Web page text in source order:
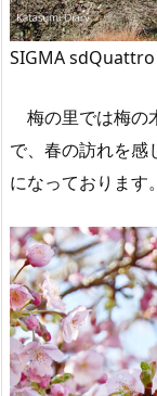
SIGMA
梅の里では梅の
で、春の訪れを感
になっております。